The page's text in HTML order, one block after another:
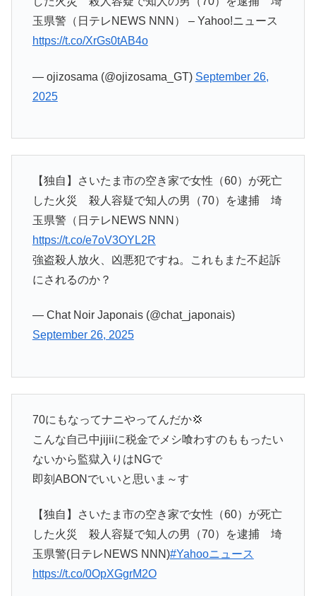
玉県警（日テレNEWS NNN） – Yahoo!ニュース
https://t.co/XrGs0tAB4o
— ojizosama (@ojizosama_GT) September 26,
2025
【独自】さいたま市の空き家で女性（60）が死亡
した火災 殺人容疑で知人の男（70）を逮捕 埼
玉県警（日テレNEWS NNN）
https://t.co/e7oV3OYL2R
強盗殺人放火、凶悪犯ですね。これもまた不起訴
にされるのか？
— Chat Noir Japonais (@chat_japonais)
September 26, 2025
70にもなってナニやってんだか💢
こんな自己中jijiiに税金でメシ喰わすのももったい
ないから監獄入りはNGで
即刻ABONでいいと思いま～す
【独自】さいたま市の空き家で女性（60）が死亡
した火災 殺人容疑で知人の男（70）を逮捕 埼
玉県警(日テレNEWS NNN)#Yahooニュース
https://t.co/0OpXGgrM2O